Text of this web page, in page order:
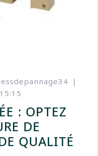
|
15:15
: OPTEZ
DE
QUALITÉ